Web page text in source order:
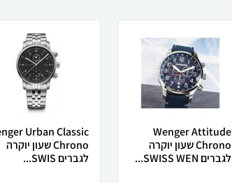
Wenger Attitude
Chrono שעון יוקרה
לגברים SWISS WEN...
Urban Classic
Chrono שעון יוקרה
לגברים SWIS...